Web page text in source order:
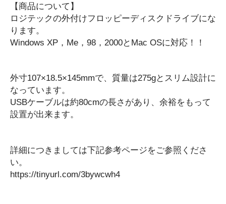
スイーツメーカー
電気ポット・ケトル
ミキサー・フードプロセッサー
パソコン関連家電
外付けドライブ
切り替え・分配器・アダプター
LANアダプター・ルーター
カードリーダー
スピーカー類
ソフトウェア
【商品について】
ロジテックの外付けフロッピーディスクドライブにな
ります。
Windows XP，Me，98，2000とMac OSに対応！！
外寸107×18.5×145mmで、質量は275gとスリム設計に
なっています。
USBケーブルは約80cmの長さがあり、余裕をもって
設置が出来ます。
詳細につきましては下記参考ページをご参照くださ
い。
https://tinyurl.com/3bywcwh4